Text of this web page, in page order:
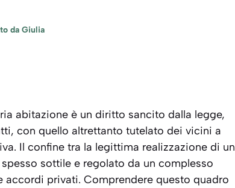
da Giulia
abitazione è un diritto sancito dalla legge,
con quello altrettanto tutelato dei vicini a
Il confine tra la legittima realizzazione di un
sottile e regolato da un complesso
privati. Comprendere questo quadro